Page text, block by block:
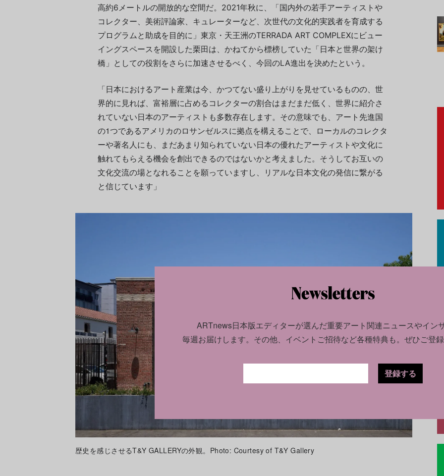
高約6メートルの開放的な空間だ。2021年秋に、「国内外の若手アーティストや
コレクター、美術評論家、キュレーターなど、次世代の文化的実践者を育成する
プログラムと助成を目的に」東京・天王洲のTERRADA ART COMPLEXにビュー
イングスペースを開設した栗田は、かねてから標榜していた「日本と世界の架け
橋」としての役割をさらに加速させるべく、今回のLA進出を決めたという。
「日本におけるアート産業は今、かつてない盛り上がりを見せているものの、世
界的に見れば、富裕層に占めるコレクターの割合はまだまだ低く、世界に紹介さ
れていない日本のアーティストも多数存在します。その意味でも、アート先進国
の1つであるアメリカのロサンゼルスに拠点を構えることで、ローカルのコレクタ
ーや著名人にも、まだあまり知られていない日本の優れたアーティストや文化に
触れてもらえる機会を創出できるのではないかと考えました。そうしてお互いの
文化交流の場となれることを願っていますし、リアルな日本文化の発信に繋がる
と信じています」
歴史を感じさせるT&Y GALLERYの外観。Photo: Courtesy of T&Y Gallery
ARTnews日本版エディターが選んだ重要アート関連ニュースやイン
毎週お届けします。 その他、イベントご招待など各種特典も。ぜひご登録
登録する